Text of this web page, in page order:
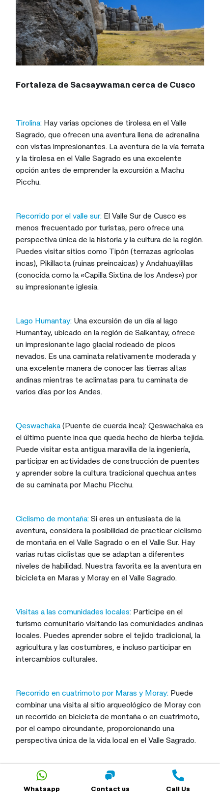
Whatsapp Contact us Call Us
Fortaleza de Sacsaywaman cerca de Cusco
Tirolina: Hay varias opciones de tirolesa en el Valle
Sagrado, que ofrecen una aventura llena de adrenalina
con vistas impresionantes. La aventura de la vía ferrata
y la tirolesa en el Valle Sagrado es una excelente
opción antes de emprender la excursión a Machu
Picchu.
Recorrido por el valle sur: El Valle Sur de Cusco es
menos frecuentado por turistas, pero ofrece una
perspectiva única de la historia y la cultura de la región.
Puedes visitar sitios como Tipón (terrazas agrícolas
incas), Pikillacta (ruinas preincaicas) y Andahuaylillas
(conocida como la «Capilla Sixtina de los Andes») por
su impresionante iglesia.
Lago Humantay: Una excursión de un día al lago
Humantay, ubicado en la región de Salkantay, ofrece
un impresionante lago glacial rodeado de picos
nevados. Es una caminata relativamente moderada y
una excelente manera de conocer las tierras altas
andinas mientras te aclimatas para tu caminata de
varios días por los Andes.
Qeswachaka(Puente de cuerda inca): Qeswachaka es
el último puente inca que queda hecho de hierba tejida.
Puede visitar esta antigua maravilla de la ingeniería,
participar en actividades de construcción de puentes
y aprender sobre la cultura tradicional quechua antes
de su caminata por Machu Picchu.
Ciclismo de montaña: Si eres un entusiasta de la
aventura, considera la posibilidad de practicar ciclismo
de montaña en el Valle Sagrado o en el Valle Sur. Hay
varias rutas ciclistas que se adaptan a diferentes
niveles de habilidad. Nuestra favorita es la aventura en
bicicleta en Maras y Moray en el Valle Sagrado.
Visitas a las comunidades locales: Participe en el
turismo comunitario visitando las comunidades andinas
locales. Puedes aprender sobre el tejido tradicional, la
agricultura y las costumbres, e incluso participar en
intercambios culturales.
Recorrido en cuatrimoto por Maras y Moray: Puede
combinar una visita al sitio arqueológico de Moray con
un recorrido en bicicleta de montaña o en cuatrimoto,
por el campo circundante, proporcionando una
perspectiva única de la vida local en el Valle Sagrado.
Huchuy Qosqo:
Esta es una caminata de un día menos
concurrida que es perfecta como caminata de